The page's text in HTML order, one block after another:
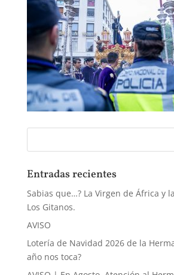
Entradas recientes
Sabias que…? La Virgen de África y
Los Gitanos.
AVISO
Lotería de Navidad 2026 de la
año nos toca?